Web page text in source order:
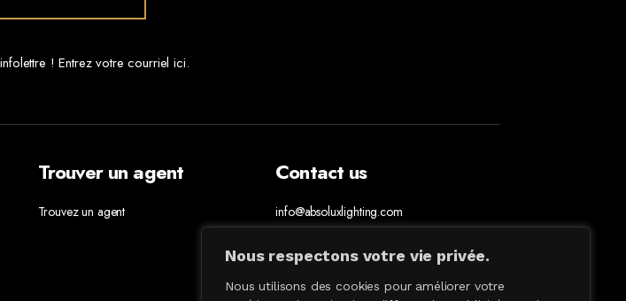
Nous respectons votre vie privée.
Nous utilisons des cookies pour améliorer votre
! Entrez votre courriel ici.
Trouver un agent
Trouvez un agent
Contact us
info@absoluxlighting.com
514.807.5157
1.877.ABSOLUX